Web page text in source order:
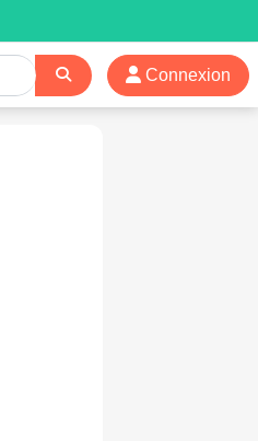
Connexion